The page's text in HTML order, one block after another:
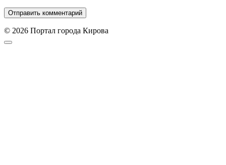
© 2026 Портал города Кирова